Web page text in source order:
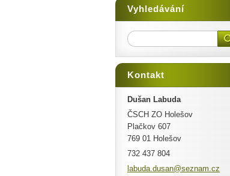
Vyhledávání
Kontakt
Dušan Labuda
ČSCH ZO Holešov
Plačkov 607
769 01 Holešov
732 437 804
labuda.dusan@seznam.cz